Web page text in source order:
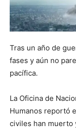
Tras un año de
fases y aún no
pacífica.
La Oficina de
Humanos reportó
civiles han muerto